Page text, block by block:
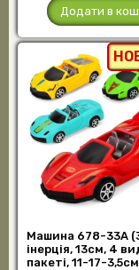
Додати в
Машина 678-33A
інерція, 13см, 4
пакеті, 11-17-